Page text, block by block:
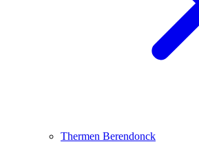
Thermen Berendonck